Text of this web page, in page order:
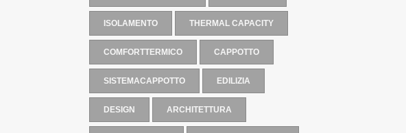
ISOLAMENTO THERMAL CAPACITY
COMFORTTERMICO CAPPOTTO
SISTEMACAPPOTTO EDILIZIA
DESIGN ARCHITETTURA